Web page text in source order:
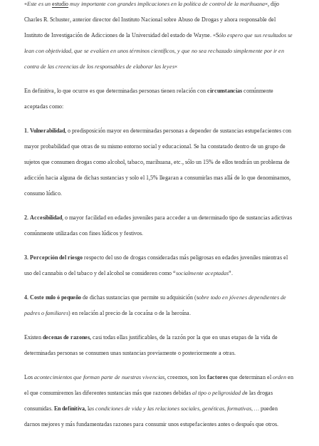
«Este es unestudio muy importante con grandes implicaciones en la política de control de la marihuana«, dijo
Charles R. Schuster, anterior director del Instituto Nacional sobre Abuso de Drogas y ahora responsable del
Instituto de Investigación de Adicciones de la Universidad del estado de Wayne. «Sólo espero que sus resultados se
lean con objetividad, que se evalúen en unos términos científicos, y que no sea rechazado simplemente por ir en
contra de las creencias de los responsables de elaborar las leyes«
En definitiva, lo que ocurre es que determinadas personas tienen relación concircunstancias comúnmente
aceptadas como:
1. Vulnerabilidad, o predisposición mayor en determinadas personas a depender de sustancias estupefacientes con
mayor probabilidad que otras de su mismo entorno social y educacional. Se ha constatado dentro de un grupo de
sujetos que consumen drogas como alcohol, tabaco, marihuana, etc., sólo un 15% de ellos tendrán un problema de
adicción hacia alguna de dichas sustancias y solo el 1,5% llegaran a consumirlas mas allá de lo que denominamos,
consumo lúdico.
2. Accesibilidad, o mayor facilidad en edades juveniles para acceder a un determinado tipo de sustancias adictivas
comúnmente utilizadas con fines lúdicos y festivos.
3. Percepción del riesgo respecto del uso de drogas consideradas más peligrosas en edades juveniles mientras el
uso del cannabis o del tabaco y del alcohol se consideren como “socialmente aceptadas”.
4. Coste nulo ó pequeño de dichas sustancias que permite su adquisición (sobre todo en jóvenes dependientes de
padres o familiares) en relación al precio de la cocaína o de la heroína.
Existendecenas de razones,casi todas ellas justificables, de la razón por la que en unas etapas de la vida de
determinadas personas se consumen unas sustancias previamente o posteriormente a otras.
Losacontecimientos que forman parte de nuestras vivencias, creemos, son losfactores que determinan elorden en
el que consumiremos las diferentes sustancias más que razones debidasal tipo o peligrosidad de las drogas
consumidas.En definitiva, las condiciones de vida y las relaciones sociales, genéticas, formativas, …pueden
darnos mejores y más fundamentadas razones para consumir unos estupefacientes antes o después que otros.